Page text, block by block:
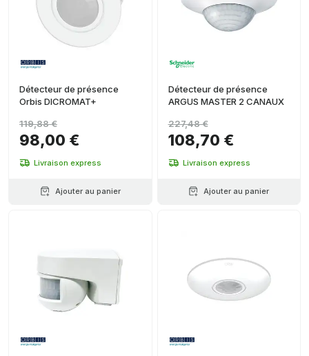
Détecteur de présence
Orbis DICROMAT+
98,00 €
119,88 €
Livraison express
Ajouter au panier
Détecteur de présence
ARGUS MASTER 2 CANAUX
108,70 €
227,48 €
Livraison express
Ajouter au panier